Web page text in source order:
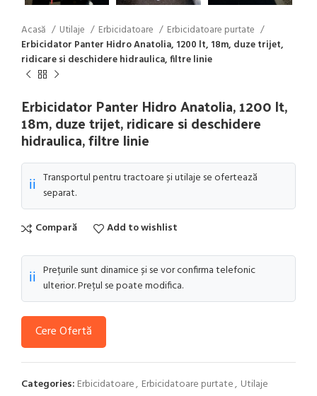
Acasă Utilaje Erbicidatoare
Erbicidatoare purtate
Erbicidator Panter Hidro Anatolia, 1200 lt, 18m, duze trijet,
ridicare si deschidere hidraulica, filtre linie
Erbicidator Panter Hidro Anatolia, 1200 lt,
18m, duze trijet, ridicare si deschidere
hidraulica, filtre linie
ℹ️ Transportul pentru tractoare și utilaje se ofertează
separat.
Compară Add to wishlist
ℹ️ Prețurile sunt dinamice și se vor confirma telefonic
ulterior. Prețul se poate modifica.
Cere Ofertă
Categories: Erbicidatoare, Erbicidatoare purtate, Utilaje